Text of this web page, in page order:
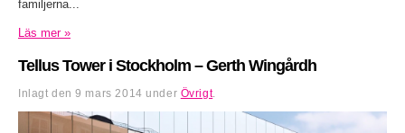
familjerna...
Läs mer »
Tellus Tower i Stockholm – Gerth Wingårdh
Inlagt den9 mars 2014 under Övrigt.